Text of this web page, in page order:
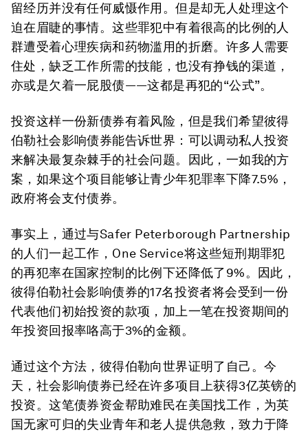
留经历并没有任何威慑作用。但是却无人处理这个
迫在眉睫的事情。这些罪犯中有着很高的比例的人
群遭受着心理疾病和药物滥用的折磨。许多人需要
住处，缺乏工作所需的技能，也没有挣钱的渠道，
亦或是欠着一屁股债——这都是再犯的“公式”。
投资这样一份新债券有着风险，但是我们希望彼得
伯勒社会影响债券能告诉世界：可以调动私人投资
来解决最复杂棘手的社会问题。因此，一如我的方
案，如果这个项目能够让青少年犯罪率下降7.5%，
政府将会支付债券。
事实上，通过与Safer Peterborough Partnership
的人们一起工作，One Service将这些短刑期罪犯
的再犯率在国家控制的比例下还降低了9%。因此，
彼得伯勒社会影响债券的17名投资者将会受到一份
代表他们初始投资的款项，加上一笔在投资期间的
年投资回报率咯高于3%的金额。
通过这个方法，彼得伯勒向世界证明了自己。今
天，社会影响债券已经在许多项目上获得3亿英镑的
投资。这笔债券资金帮助难民在美国找工作，为英
国无家可归的失业青年和老人提供急救，致力于降